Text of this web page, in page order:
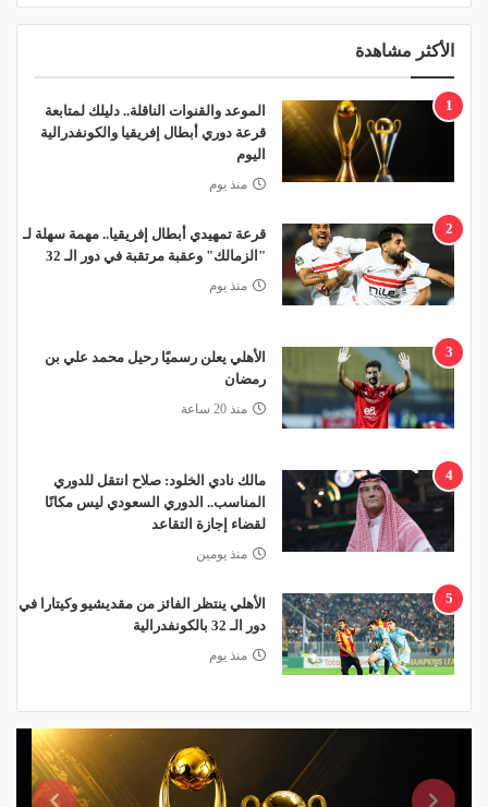
الأكثر مشاهدة
1
الموعد والقنوات الناقلة.. دليلك لمتابعة
قرعة دوري أبطال إفريقيا والكونفدرالية
اليوم
منذ يوم
2
قرعة تمهيدي أبطال إفريقيا.. مهمة سهلة لـ
"الزمالك" وعقبة مرتقبة في دور الـ 32
منذ يوم
3
الأهلي يعلن رسميًا رحيل محمد علي بن
رمضان
منذ 20 ساعة
4
مالك نادي الخلود: صلاح انتقل للدوري
المناسب.. الدوري السعودي ليس مكانًا
لقضاء إجازة التقاعد
منذ يومين
5
الأهلي ينتظر الفائز من مقديشيو وكيتارا في
دور الـ 32 بالكونفدرالية
منذ يوم